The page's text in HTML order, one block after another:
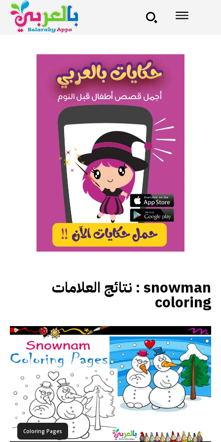
نتائج العلامات : snowman
coloring
Coloring Pages